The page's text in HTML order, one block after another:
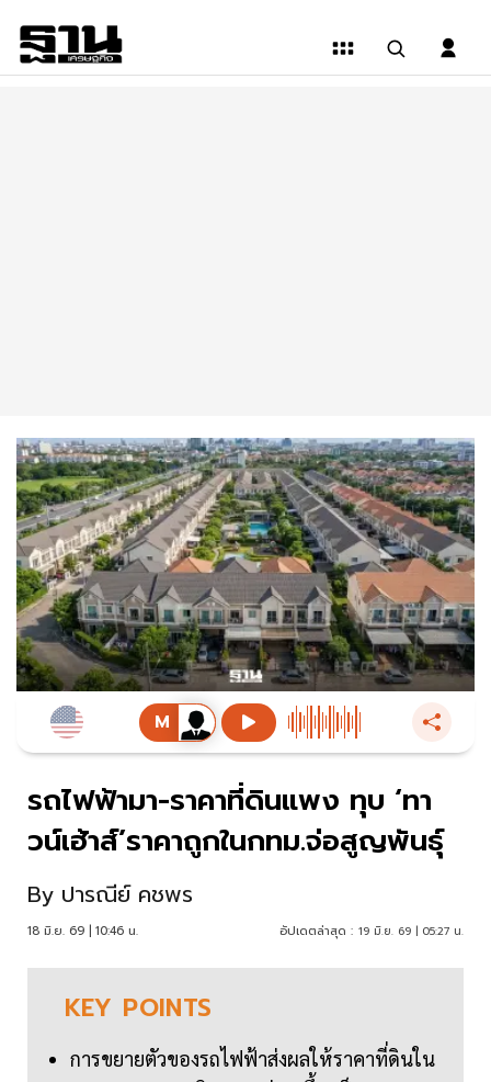
รถไฟฟ้ามา-ราคาที่ดินแพง ทุบ ‘ทา
วน์เฮ้าส์’ราคาถูกในกทม.จ่อสูญพันธุ์
By ปารณีย์ คชพร
18 มิ.ย. 69 | 10:46 น. อัปเดตล่าสุด : 19 มิ.ย. 69 | 05:27 น.
KEY POINTS
การขยายตัวของรถไฟฟ้าส่งผลให้ราคาที่ดินใน